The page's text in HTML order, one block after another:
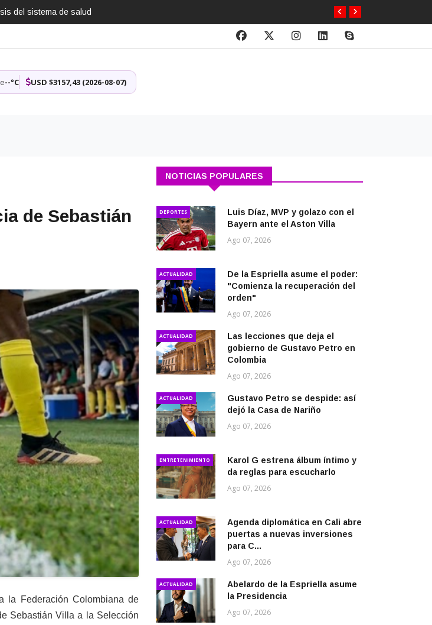
del sistema de salud
--°C USD $3157,43 (2026-08-07)
de Sebastián
la Federación Colombiana de
Sebastián Villa a la Selección
NOTICIAS POPULARES
DEPORTES
Luis Díaz, MVP y golazo con el
Bayern ante el Aston Villa
Ago 07, 2026
ACTUALIDAD
De la Espriella asume el poder:
"Comienza la recuperación del
orden"
Ago 07, 2026
ACTUALIDAD
Las lecciones que deja el
gobierno de Gustavo Petro en
Colombia
Ago 07, 2026
ACTUALIDAD
Gustavo Petro se despide: así
dejó la Casa de Nariño
Ago 07, 2026
ENTRETENIMIENTO
Karol G estrena álbum íntimo y
da reglas para escucharlo
Ago 07, 2026
ACTUALIDAD
Agenda diplomática en Cali abre
puertas a nuevas inversiones
para C...
Ago 07, 2026
ACTUALIDAD
Abelardo de la Espriella asume
la Presidencia
Ago 07, 2026